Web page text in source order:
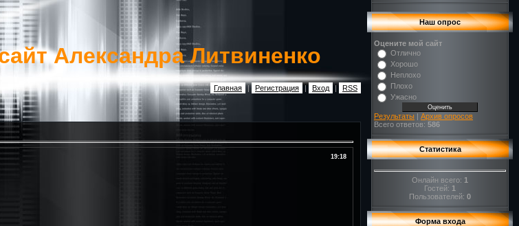
Александра Литвиненко
Главная | Регистрация | Вход | RSS
19:18
Наш опрос
Оцените мой сайт
Отлично
Хорошо
Неплохо
Плохо
Ужасно
Результаты | Архив опросов
Всего ответов: 586
Статистика
Онлайн всего: 1
Гостей: 1
Пользователей: 0
Форма входа